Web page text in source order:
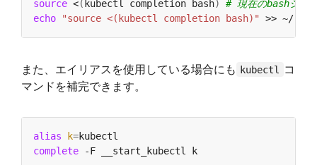
source <(kubectl completion bash)
# 現在のbashシェ
echo
"source <(kubectl completion bash)" >> ~/
また、エイリアスを使用している場合にも kubectl
コ
マンドを補完できます。
alias k=
complete